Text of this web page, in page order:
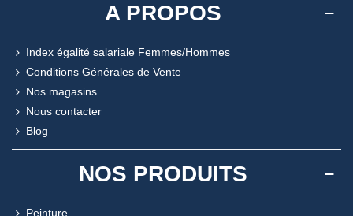
A PROPOS
Index égalité salariale Femmes/Hommes
Conditions Générales de Vente
Nos magasins
Nous contacter
Blog
NOS PRODUITS
Peinture